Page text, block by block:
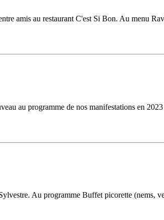
amis au restaurant C'est Si Bon. Au menu
au programme de nos manifestations en
Au programme Buffet picorette (nems,